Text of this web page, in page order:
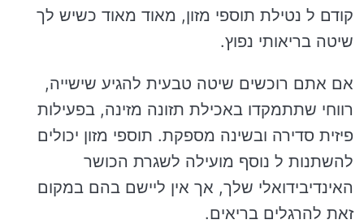
קודם ל נטילת תוספי מזון, מאוד מאוד כשיש לך
שיטה בריאותי נפוץ.
אם אתם רוכשים שיטה טבעית להגיע שישייה,
רווחי שתתמקדו באכילת תזונה מזינה, בפעילות
פיזית סדירה ובשינה מספקת. תוספי מזון יכולים
להשתנות ל נוסף מועילה לשגרת הכושר
האינדיבידואלי שלך, אך אין ליישם בהם במקום
זאת להרגלים בריאים.